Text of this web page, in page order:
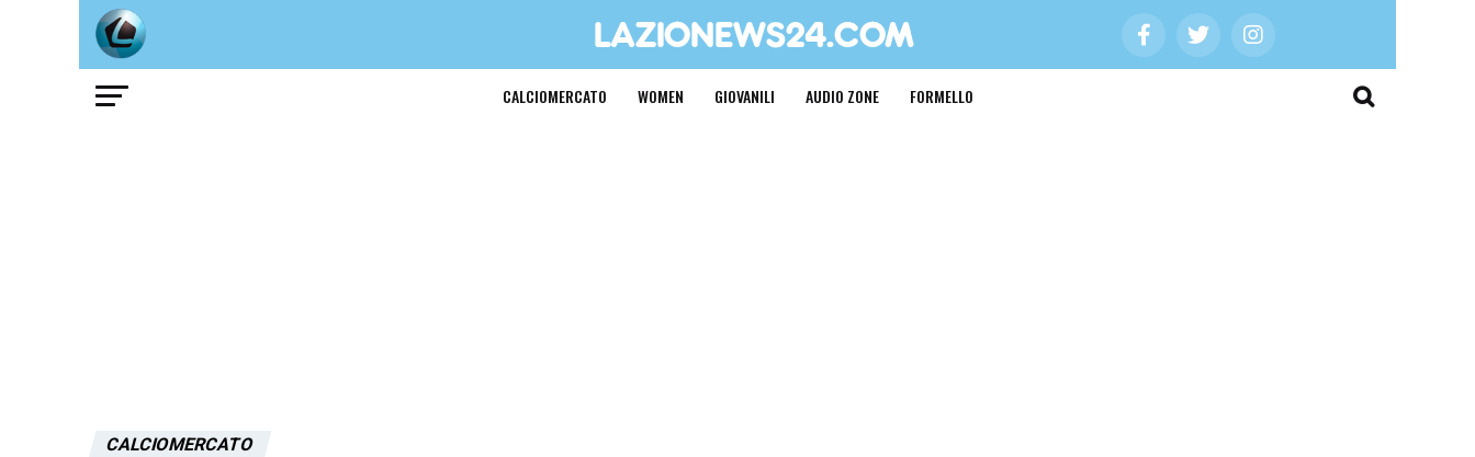
CALCIOMERCATO WOMEN GIOVANILI AUDIO ZONE FORMELLO
CALCIOMERCATO